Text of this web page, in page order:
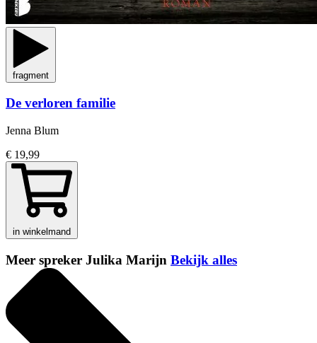
fragment
De verloren familie
Jenna Blum
€ 19,99
in winkelmand
Meer spreker Julika Marijn Bekijk alles